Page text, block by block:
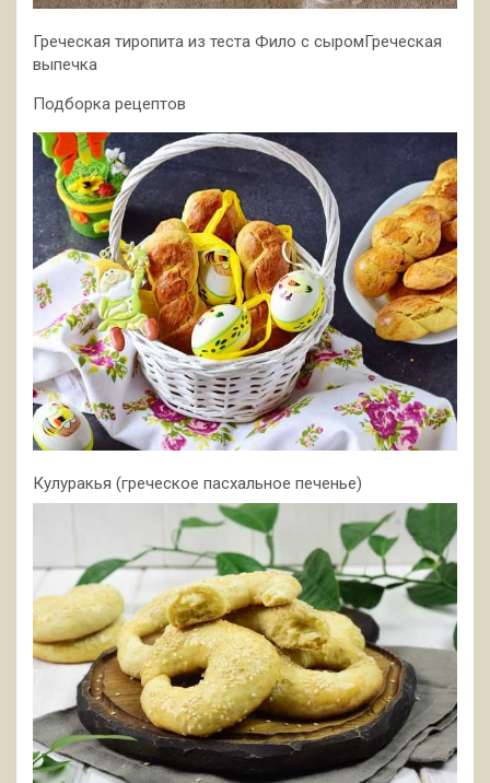
Греческая тиропита из теста Фило с сыромГреческая
выпечка
Подборка рецептов
Кулуракья (греческое пасхальное печенье)